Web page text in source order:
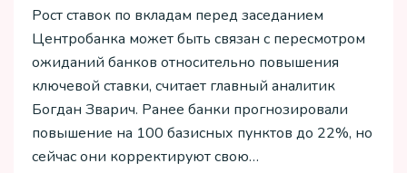
Рост ставок по вкладам перед заседанием
Центробанка может быть связан с пересмотром
ожиданий банков относительно повышения
ключевой ставки, считает главный аналитик
Богдан Зварич. Ранее банки прогнозировали
повышение на 100 базисных пунктов до 22%, но
сейчас они корректируют свою…